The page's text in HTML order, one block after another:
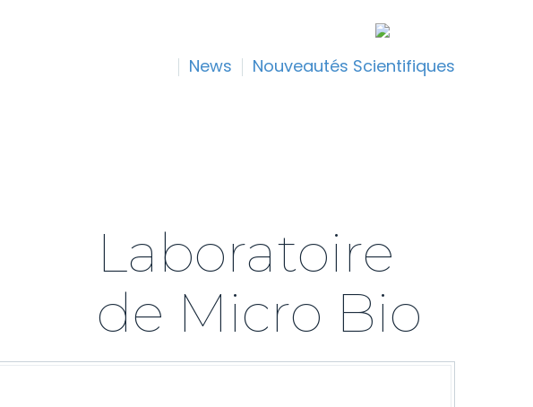
News Nouveautés Scientifiques
Laboratoire
de Micro Bio